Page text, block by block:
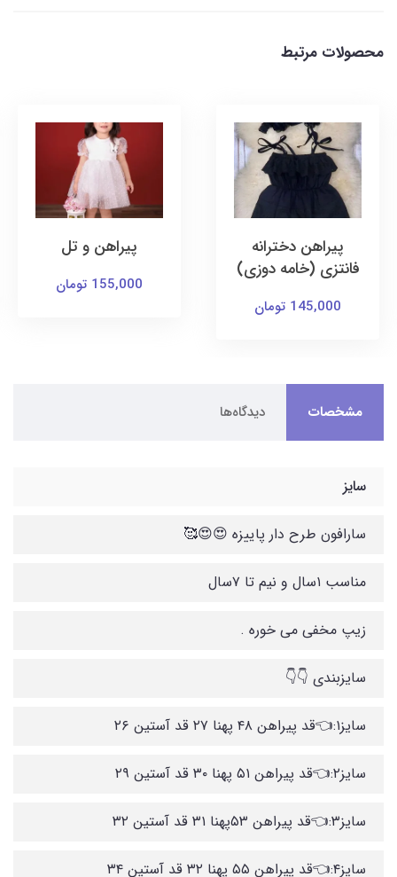
محصولات مرتبط
پیراهن دخترانه
فانتزی (خامه دوزی)
145,000 تومان
پیراهن و تل
155,000 تومان
مشخصات دیدگاه‌ها
سایز
مناسب ۱سال و نیم تا ۷سال
زیپ مخفی می خوره .
سایزبندی 👇👇
سایز۱:👈قد پیراهن ۴۸ پهنا ۲۷ قد آستین ۲۶
سایز۲:👈قد پیراهن ۵۱ پهنا ۳۰ قد آستین ۲۹
سایز۳:👈قد پیراهن ۵۳پهنا ۳۱ قد آستین ۳۲
سایز۴:👈قد پیراهن ۵۵ پهنا ۳۲ قد آستین ۳۴